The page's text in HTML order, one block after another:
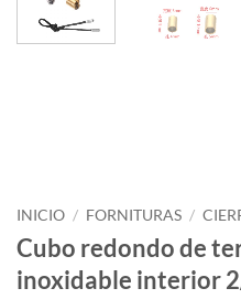
INICIO / FORNITURAS /
Cubo redondo de
inoxidable interior